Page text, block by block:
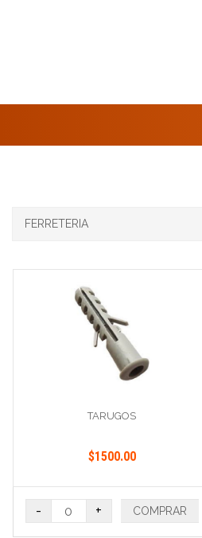
FERRETERIA
TARUGOS
$1500.00
- + COMPRAR